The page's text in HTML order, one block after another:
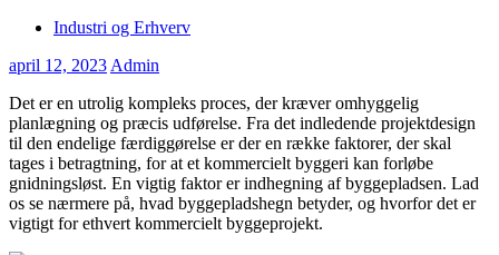
Industri og Erhverv
april 12, 2023 Admin
Det er en utrolig kompleks proces, der kræver omhyggelig
planlægning og præcis udførelse. Fra det indledende projektdesign
til den endelige færdiggørelse er der en række faktorer, der skal
tages i betragtning, for at et kommercielt byggeri kan forløbe
gnidningsløst. En vigtig faktor er indhegning af byggepladsen. Lad
os se nærmere på, hvad byggepladshegn betyder, og hvorfor det er
vigtigt for ethvert kommercielt byggeprojekt.